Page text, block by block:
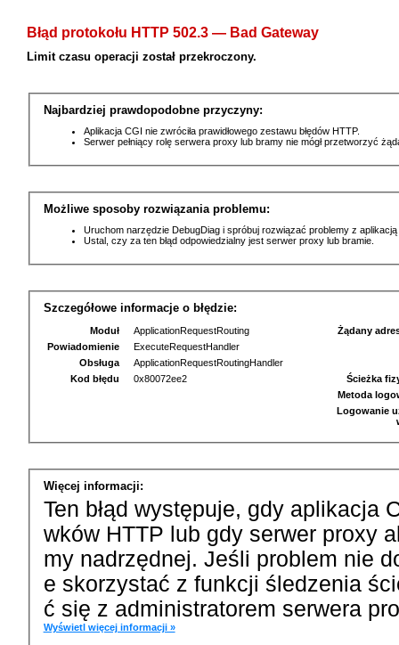
Błąd protokołu HTTP 502.3 — Bad Gateway
Limit czasu operacji został przekroczony.
Najbardziej prawdopodobne przyczyny:
Aplikacja CGI nie zwróciła prawidłowego zestawu błędów HTTP.
Serwer pełniący rolę serwera proxy lub bramy nie mógł przetworzyć
Możliwe sposoby rozwiązania problemu:
Uruchom narzędzie DebugDiag i spróbuj rozwiązać problemy z
Ustal, czy za ten błąd odpowiedzialny jest serwer proxy lub bramie.
Szczegółowe informacje o błędzie:
Moduł
ApplicationRequestRouting
Powiadomienie
ExecuteRequestHandler
Obsługa
ApplicationRequestRoutingHandler
Kod błędu
0x80072ee2
Żądany
Ścieżka
Metoda
Logowanie
Więcej informacji:
Ten błąd występuje, gdy aplikacja
wków HTTP lub gdy serwer proxy
my nadrzędnej. Jeśli problem nie
e skorzystać z funkcji śledzenia
ć się z administratorem serwera
Wyświetl więcej informacji »